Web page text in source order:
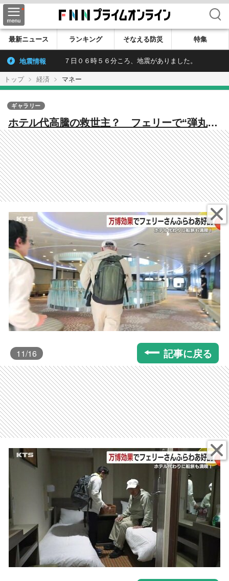
検索
最新ニュース ランキング そなえる防災 特集
地震情報 ７日０６時５６分ころ、地震がありました。
トップ 経済 マネー
ホテル代高騰の救世主？ フェリーで“弾丸万
博” 鹿児島・志布志港発「さんふらわあ」が
ホテル代わりに大人気 キーワードは「0泊3
日」
ギャラリー
11/16 記事に戻る